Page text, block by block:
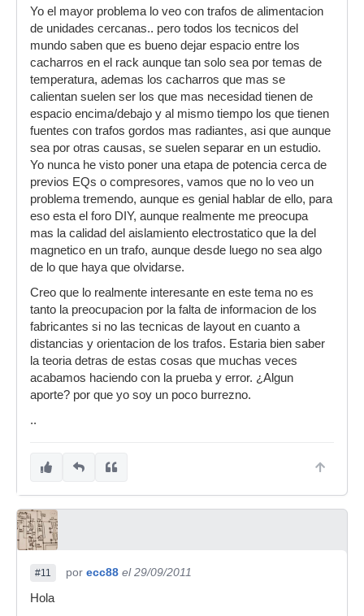
Yo el mayor problema lo veo con trafos de alimentacion
de unidades cercanas.. pero todos los tecnicos del
mundo saben que es bueno dejar espacio entre los
cacharros en el rack aunque tan solo sea por temas de
temperatura, ademas los cacharros que mas se
calientan suelen ser los que mas necesidad tienen de
espacio encima/debajo y al mismo tiempo los que tienen
fuentes con trafos gordos mas radiantes, asi que aunque
sea por otras causas, se suelen separar en un estudio.
Yo nunca he visto poner una etapa de potencia cerca de
previos EQs o compresores, vamos que no lo veo un
problema tremendo, aunque es genial hablar de ello, para
eso esta el foro DIY, aunque realmente me preocupa
mas la calidad del aislamiento electrostatico que la del
magnetico en un trafo, aunque desde luego no sea algo
de lo que haya que olvidarse.
Creo que lo realmente interesante en este tema no es
tanto la preocupacion por la falta de informacion de los
fabricantes si no las tecnicas de layout en cuanto a
distancias y orientacion de los trafos. Estaria bien saber
la teoria detras de estas cosas que muchas veces
acabamos haciendo con la prueba y error. ¿Algun
aporte? por que yo soy un poco burrezno.
..
#11 por ecc88 el 29/09/2011
Hola